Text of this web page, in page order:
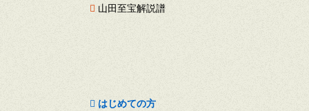
山田至宝解説譜
はじめての方